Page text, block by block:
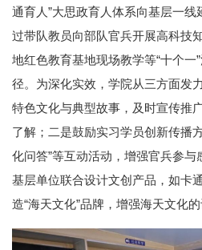
通育人”大思政育人体系向基层一
过带队教员向部队官兵开展高科技
地红色教育基地现场教学等“十个一
径。为深化实效，学院从三方面发
特色文化与典型故事，及时宣传推
了解；二是鼓励实习学员创新传播
化问答”等互动活动，增强官兵参
基层单位联合设计文创产品，如卡
造“海天文化”品牌，增强海天文化的